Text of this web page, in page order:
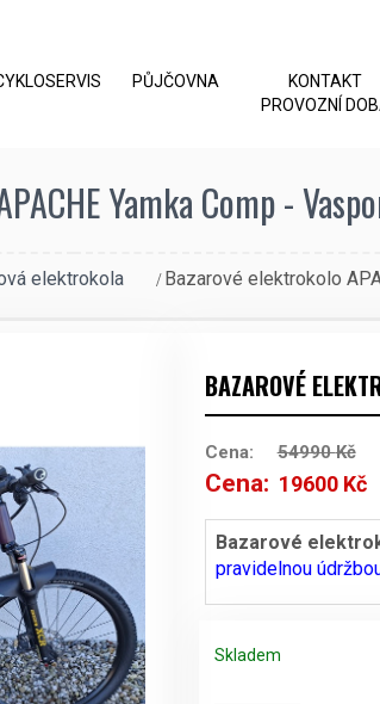
PŮJČOVNA
KONTAKT
PROVOZNÍ
Yamka Comp -
elektrokola Bazarové elektrokolo
BAZAROVÉ
Cena: 54990Kč
Cena: Původní
cena
byla:
54990 Kč.
19600 Kč
Bazarové
pravidelnou
Skladem